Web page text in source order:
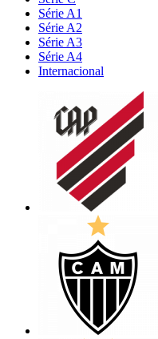
Série A1
Série A2
Série A3
Série A4
Internacional